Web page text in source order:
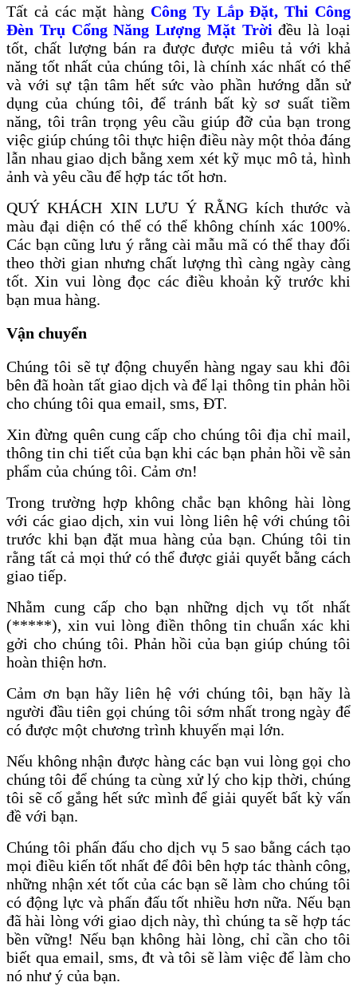
Tất cả các mặt hàng Công Ty Lắp Đặt, Thi Công
Đèn Trụ Cổng Năng Lượng Mặt Trời đều là loại
tốt, chất lượng bán ra được được miêu tả với khả
năng tốt nhất của chúng tôi, là chính xác nhất có thể
và với sự tận tâm hết sức vào phần hướng dẫn sử
dụng của chúng tôi, để tránh bất kỳ sơ suất tiềm
năng, tôi trân trọng yêu cầu giúp đỡ của bạn trong
việc giúp chúng tôi thực hiện điều này một thỏa đáng
lẫn nhau giao dịch bằng xem xét kỹ mục mô tả, hình
ảnh và yêu cầu để hợp tác tốt hơn.
QUÝ KHÁCH XIN LƯU Ý RẰNG kích thước và
màu đại diện có thể có thể không chính xác 100%.
Các bạn cũng lưu ý rằng cài mẫu mã có thể thay đổi
theo thời gian nhưng chất lượng thì càng ngày càng
tốt. Xin vui lòng đọc các điều khoản kỹ trước khi
bạn mua hàng.
Vận chuyển
Chúng tôi sẽ tự động chuyển hàng ngay sau khi đôi
bên đã hoàn tất giao dịch và để lại thông tin phản hồi
cho chúng tôi qua email, sms, ĐT.
Xin đừng quên cung cấp cho chúng tôi địa chỉ mail,
thông tin chi tiết của bạn khi các bạn phản hồi về sản
phẩm của chúng tôi. Cảm ơn!
Trong trường hợp không chắc bạn không hài lòng
với các giao dịch, xin vui lòng liên hệ với chúng tôi
trước khi bạn đặt mua hàng của bạn. Chúng tôi tin
rằng tất cả mọi thứ có thể được giải quyết bằng cách
giao tiếp.
Nhằm cung cấp cho bạn những dịch vụ tốt nhất
(*****), xin vui lòng điền thông tin chuẩn xác khi
gởi cho chúng tôi. Phản hồi của bạn giúp chúng tôi
hoàn thiện hơn.
Cảm ơn bạn hãy liên hệ với chúng tôi, bạn hãy là
người đầu tiên gọi chúng tôi sớm nhất trong ngày để
có được một chương trình khuyến mại lớn.
Nếu không nhận được hàng các bạn vui lòng gọi cho
chúng tôi để chúng ta cùng xử lý cho kịp thời, chúng
tôi sẽ cố gắng hết sức mình để giải quyết bất kỳ vấn
đề với bạn.
Chúng tôi phấn đấu cho dịch vụ 5 sao bằng cách tạo
mọi điều kiến tốt nhất để đôi bên hợp tác thành công,
những nhận xét tốt của các bạn sẽ làm cho chúng tôi
có động lực và phấn đấu tốt nhiều hơn nữa. Nếu bạn
đã hài lòng với giao dịch này, thì chúng ta sẽ hợp tác
bền vững! Nếu bạn không hài lòng, chỉ cần cho tôi
biết qua email, sms, đt và tôi sẽ làm việc để làm cho
nó như ý của bạn.